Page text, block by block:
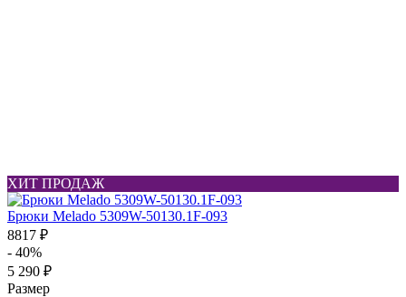
ХИТ ПРОДАЖ
Брюки Melado 5309W-50130.1F-093
8817 ₽
- 40%
5 290 ₽
Размер